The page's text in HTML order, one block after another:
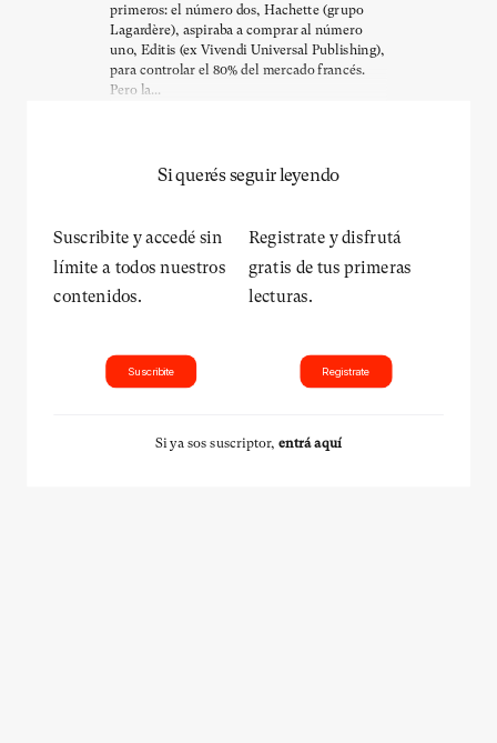
primeros: el número dos, Hachette (grupo
Lagardère), aspiraba a comprar al número
uno, Editis (ex Vivendi Universal Publishing),
para controlar el 80% del mercado francés.
Pero la...
Si querés seguir leyendo
Suscribite y accedé sin
límite a todos nuestros
contenidos.
Suscribite
Registrate y disfrutá
gratis de tus primeras
lecturas.
Registrate
Si ya sos suscriptor, entrá aquí